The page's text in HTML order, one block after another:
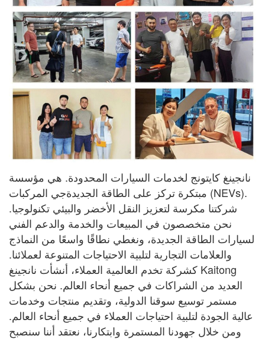
نانجينغ كايتونج لخدمات السيارات المحدودة. هي مؤسسة
مبتكرة تركز على الطاقة الجديدةجي المركبات (NEVs).
شركتنا مكرسة لتعزيز النقل الأخضر والبيئي تكنولوجيا.
نحن متخصصون في المبيعات والخدمة والدعم الفني
لسيارات الطاقة الجديدة، ونغطي نطاقًا واسعًا من النماذج
والعلامات التجارية لتلبية الاحتياجات المتنوعة لعملائنا.
كشركة تخدم العالمية العملاء، أنشأت نانجينغ Kaitong
العديد من الشراكات في جميع أنحاء العالم. نحن بشكل
مستمر توسيع سوقنا الدولية، وتقديم منتجات وخدمات
عالية الجودة لتلبية احتياجات العملاء في جميع أنحاء العالم.
ومن خلال جهودنا المستمرة وابتكارنا، نعتقد أننا سنصبح